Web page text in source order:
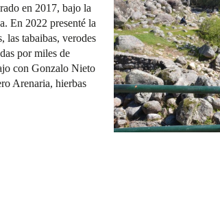
en 2017, bajo la
En 2022 presenté la
las tabaibas, verodes
por miles de
con Gonzalo Nieto
Arenaria, hierbas